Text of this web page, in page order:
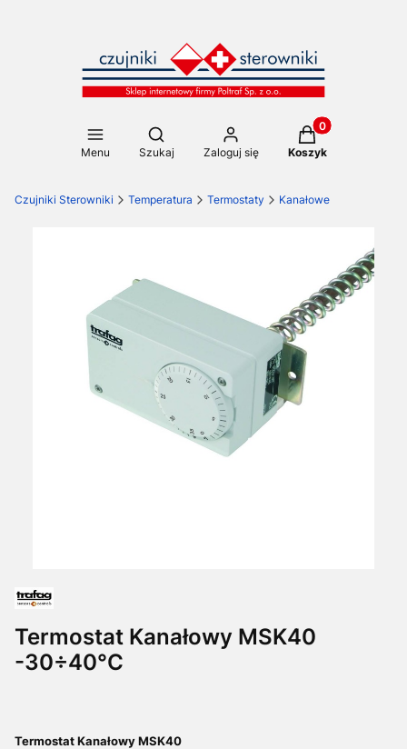
Menu
Otwórz wyszukiwarkę
Szukaj Zaloguj się
Produkty w
Koszyk
Czujniki Sterowniki Temperatura Termostaty Kanałowe
Termostat Kanałowy MSK40
-30÷40°C
Termostat Kanałowy MSK40